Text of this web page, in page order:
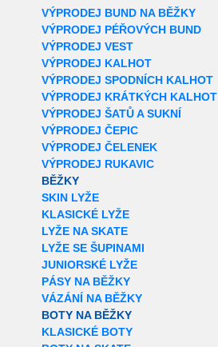
VÝPRODEJ BUND NA BĚŽKY
VÝPRODEJ PÉŘOVÝCH BUND
VÝPRODEJ VEST
VÝPRODEJ KALHOT
VÝPRODEJ SPODNÍCH KALHOT
VÝPRODEJ KRÁTKÝCH KALHOT
VÝPRODEJ ŠATŮ A SUKNÍ
VÝPRODEJ ČEPIC
VÝPRODEJ ČELENEK
VÝPRODEJ RUKAVIC
BĚŽKY
SKIN LYŽE
KLASICKÉ LYŽE
LYŽE NA SKATE
LYŽE SE ŠUPINAMI
JUNIORSKÉ LYŽE
PÁSY NA BĚŽKY
VÁZÁNÍ NA BĚŽKY
BOTY NA BĚŽKY
KLASICKÉ BOTY